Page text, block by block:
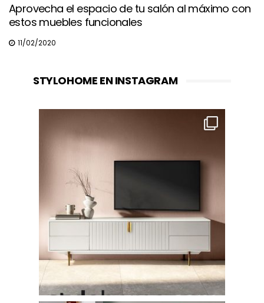
Aprovecha el espacio de tu salón al máximo con
estos muebles funcionales
11/02/2020
STYLOHOME EN INSTAGRAM